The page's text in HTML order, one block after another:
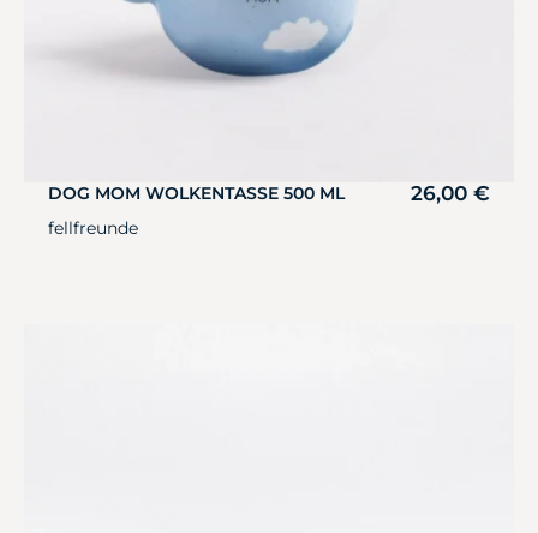
DOG MOM WOLKENTASSE 500 ML 26,00 €
fellfreunde